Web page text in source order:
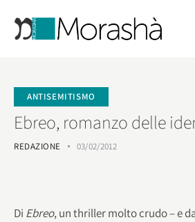
ANTISEMITISMO
Ebreo, romanzo delle
REDAZIONE 03/02/2012
Di Ebreo, un thriller molto crudo – e